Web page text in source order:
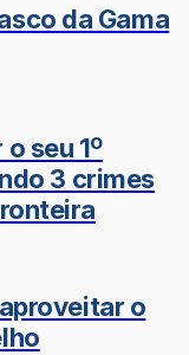
da Gama
seu 1º
3 crimes
o